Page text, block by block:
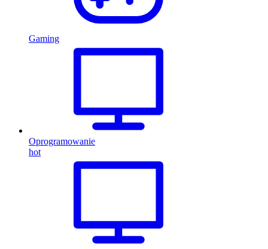
Gaming
Oprogramowanie
hot